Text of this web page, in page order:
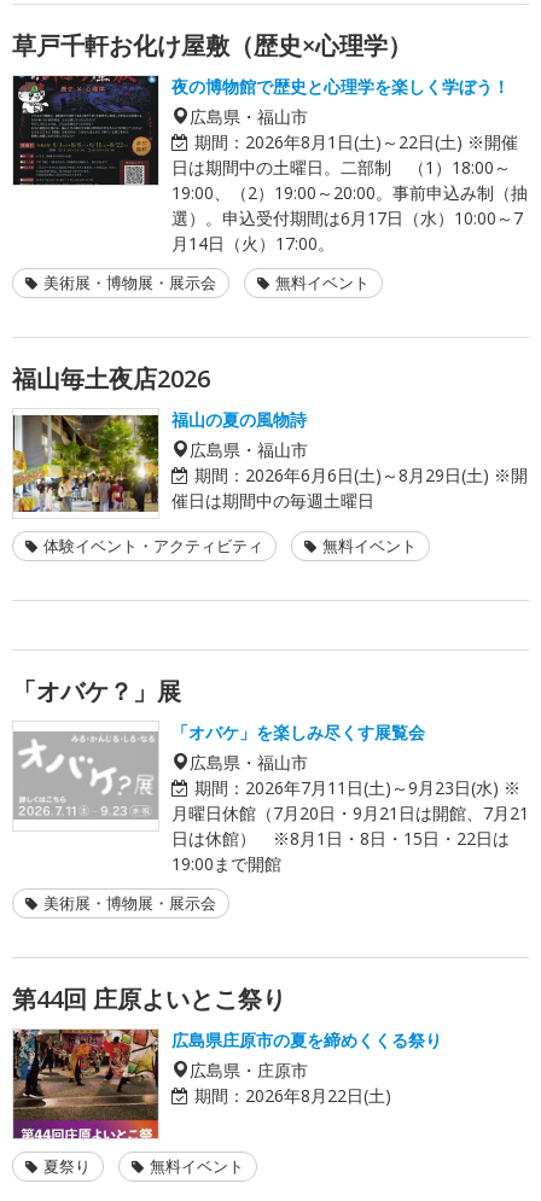
草戸千軒お化け屋敷（歴史×心理学）
夜の博物館で歴史と心理学を楽しく学ぼう！
広島県・福山市
期間： 2026年8月1日(土)～22日(土) ※開催
日は期間中の土曜日。二部制 （1）18:00～
19:00、（2）19:00～20:00。事前申込み制（抽
選）。申込受付期間は6月17日（水）10:00～7
月14日（火）17:00。
美術展・博物展・展示会 無料イベント
福山毎土夜店2026
福山の夏の風物詩
広島県・福山市
期間： 2026年6月6日(土)～8月29日(土) ※開
催日は期間中の毎週土曜日
体験イベント・アクティビティ 無料イベント
「オバケ？」展
「オバケ」を楽しみ尽くす展覧会
広島県・福山市
期間： 2026年7月11日(土)～9月23日(水) ※
月曜日休館（7月20日・9月21日は開館、7月21
日は休館） ※8月1日・8日・15日・22日は
19:00まで開館
美術展・博物展・展示会
第44回 庄原よいとこ祭り
広島県庄原市の夏を締めくくる祭り
広島県・庄原市
期間： 2026年8月22日(土)
夏祭り 無料イベント